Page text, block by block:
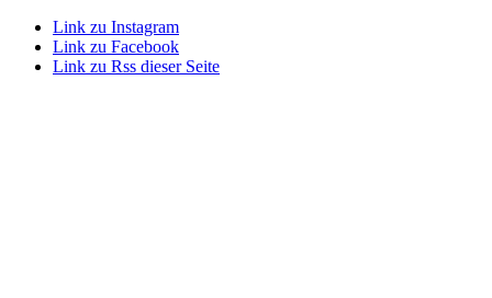
Link zu Instagram
Link zu Facebook
Link zu Rss dieser Seite